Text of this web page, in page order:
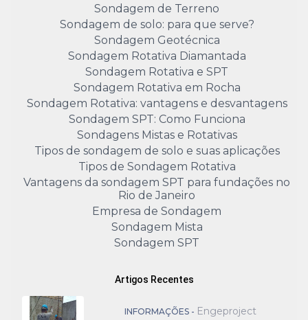
Sondagem de Terreno
Sondagem de solo: para que serve?
Sondagem Geotécnica
Sondagem Rotativa Diamantada
Sondagem Rotativa e SPT
Sondagem Rotativa em Rocha
Sondagem Rotativa: vantagens e desvantagens
Sondagem SPT: Como Funciona
Sondagens Mistas e Rotativas
Tipos de sondagem de solo e suas aplicações
Tipos de Sondagem Rotativa
Vantagens da sondagem SPT para fundações no
Rio de Janeiro
Empresa de Sondagem
Sondagem Mista
Sondagem SPT
Artigos Recentes
INFORMAÇÕES - Engeproject